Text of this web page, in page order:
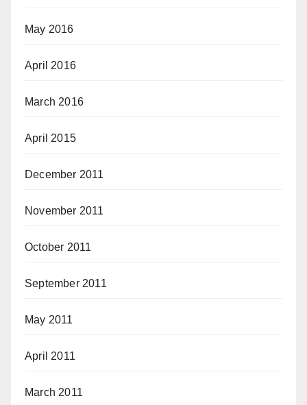
May 2016
April 2016
March 2016
April 2015
December 2011
November 2011
October 2011
September 2011
May 2011
April 2011
March 2011